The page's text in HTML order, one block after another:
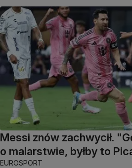
Messi znów zachwycił.
o malarstwie, byłby to
EUROSPORT